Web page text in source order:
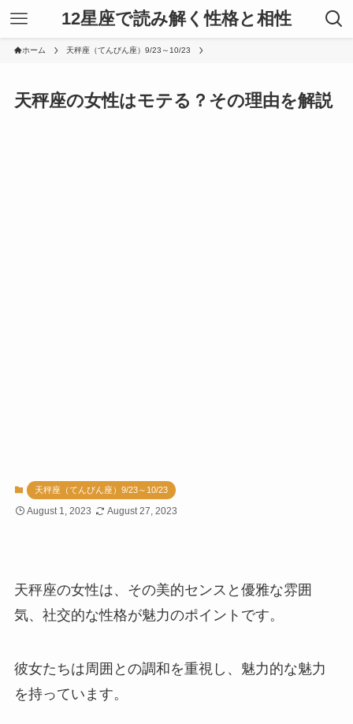
12星座で読み解く性格と相性
ホーム 天秤座（てんびん座）9/23～10/23
天秤座の女性はモテる？その理由を解説
天秤座（てんびん座）9/23～10/23
August 1, 2023 August 27, 2023
天秤座の女性は、その美的センスと優雅な雰囲
気、社交的な性格が魅力のポイントです。
彼女たちは周囲との調和を重視し、魅力的な魅力
を持っています。